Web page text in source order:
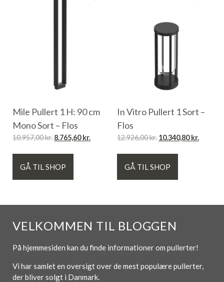
Mile Pullert 1 H: 90 cm
Mono Sort – Flos
10.957,00kr. 8.765,60kr.
GÅ TIL SHOP
In Vitro Pullert 1 Sort –
Flos
12.926,00kr. 10.340,80kr.
GÅ TIL SHOP
VELKOMMEN TIL BLOGGEN
På hjemmesiden kan du finde informationer om pullerter!
Vi har samlet en oversigt over de mest populære pullerter,
der bliver solgt i Danmark.